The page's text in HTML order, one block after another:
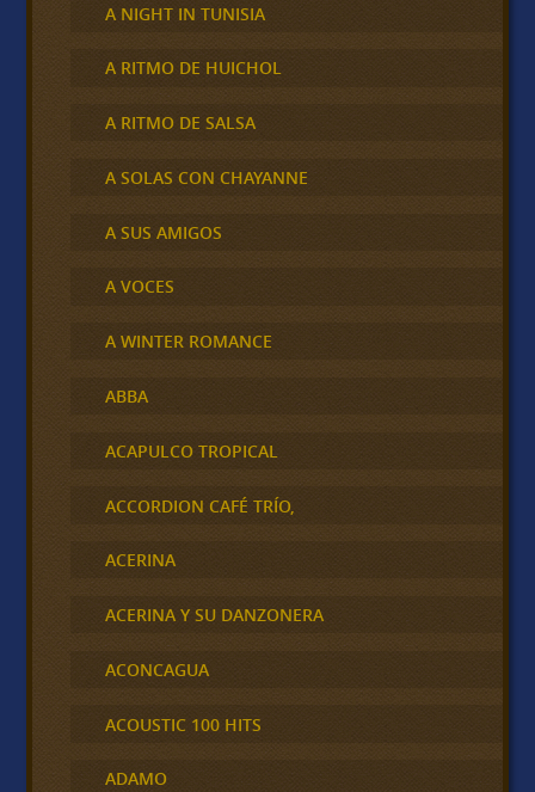
A NIGHT IN TUNISIA
A RITMO DE HUICHOL
A RITMO DE SALSA
A SOLAS CON CHAYANNE
A SUS AMIGOS
A VOCES
A WINTER ROMANCE
ABBA
ACAPULCO TROPICAL
ACCORDION CAFÉ TRÍO,
ACERINA
ACERINA Y SU DANZONERA
ACONCAGUA
ACOUSTIC 100 HITS
ADAMO